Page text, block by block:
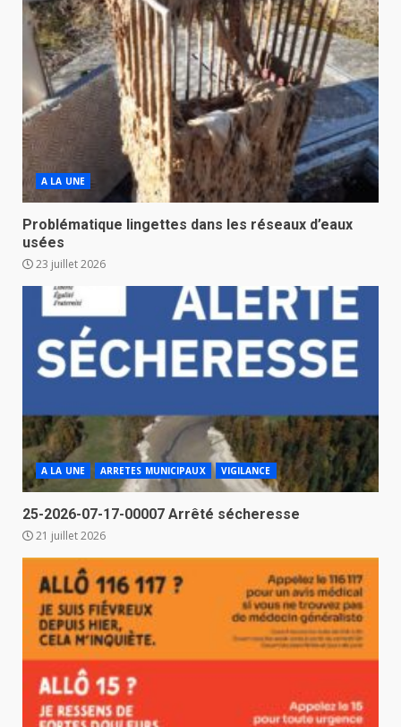
A LA UNE
Problématique lingettes dans les réseaux d’eaux
usées
23 juillet 2026
A LA UNE ARRETES MUNICIPAUX VIGILANCE
25-2026-07-17-00007 Arrêté sécheresse
21 juillet 2026